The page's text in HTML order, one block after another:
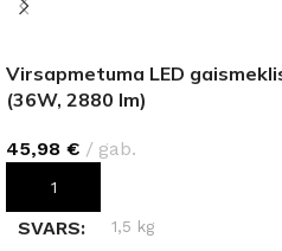
Virsapmetuma LED
(36W, 2880 lm)
45,98 € gab.
PIEVIENOT GROZAM
SVARS 1,5 kg